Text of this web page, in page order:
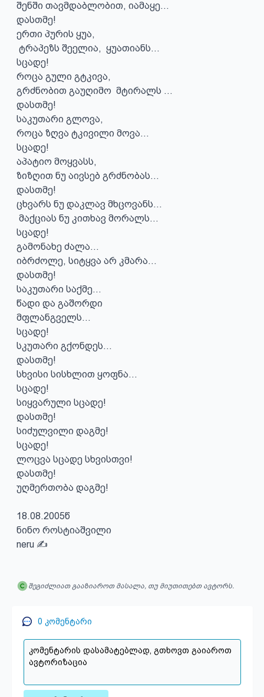
შენში თავმდაბლობით, იამაყე...
დასთმე!
ერთი პურის ყუა,
სცადე!
როცა გული გტკივა,
გრძნობით გაუღიმო  მტირალს ...
დასთმე!
საკუთარი გლოვა,
როცა ზღვა ტკივილი მოვა...
სცადე!
აპატიო მოყვასს,
ზიზღით ნუ აივსებ გრძნობას...
დასთმე!
ცხვარს ნუ დაკლავ მხცოვანს...
სცადე!
გამონახე ძალა...
იბრძოლე, სიტყვა არ კმარა...
დასთმე!
საკუთარი საქმე...
წადი და გაშორდი
მფლანგველს...
სცადე!
სკუთარი გქონდეს...
დასთმე!
სხვისი სისხლით ყოფნა...
სცადე!
სიყვარული სცადე!
დასთმე!
სიძულვილი დაგმე!
სცადე!
ლოცვა სცადე სხვისთვი!
დასთმე!
უღმერთობა დაგმე!
18.08.2005წ
ნინო როსტიაშვილი
neru ✍️
შეგიძლიათ გააზიაროთ მასალა, თუ მიუთითებთ ავტორს.
0 კომენტარი